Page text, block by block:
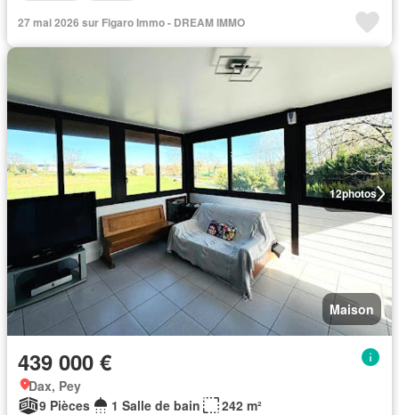
27 mai 2026 sur Figaro Immo - DREAM IMMO
12photos
Maison
439 000 €
Dax, Pey
9 Pièces
1 Salle de bain
242 m²